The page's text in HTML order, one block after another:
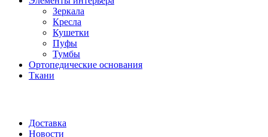
Зеркала
Кресла
Кушетки
Пуфы
Тумбы
Ортопедические основания
Ткани
Доставка
Новости